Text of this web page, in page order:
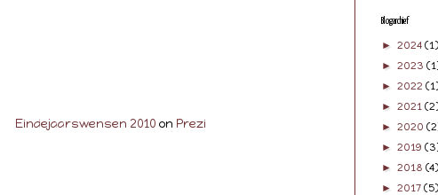
Eindejaarswensen 2010 on Prezi
Blogarchief
► 2024 (1)
► 2023
► 2022
► 2021
► 2020
► 2019
► 2018 (4)
► 2017 (5)